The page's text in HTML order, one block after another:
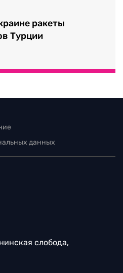
ракеты
Турции
данных
слобода,